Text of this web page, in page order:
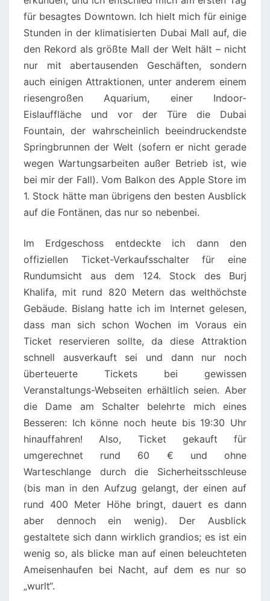
für besagtes Downtown. Ich hielt mich für einige
Stunden in der klimatisierten Dubai Mall auf, die
den Rekord als größte Mall der Welt hält – nicht
nur mit abertausenden Geschäften, sondern
auch einigen Attraktionen, unter anderem einem
riesengroßen Aquarium, einer Indoor-
Eislauffläche und vor der Türe die Dubai
Fountain, der wahrscheinlich beeindruckendste
Springbrunnen der Welt (sofern er nicht gerade
wegen Wartungsarbeiten außer Betrieb ist, wie
bei mir der Fall). Vom Balkon des Apple Store im
1. Stock hätte man übrigens den besten Ausblick
auf die Fontänen, das nur so nebenbei.
Im Erdgeschoss entdeckte ich dann den
offiziellen Ticket-Verkaufsschalter für eine
Rundumsicht aus dem 124. Stock des Burj
Khalifa, mit rund 820 Metern das welthöchste
Gebäude. Bislang hatte ich im Internet gelesen,
dass man sich schon Wochen im Voraus ein
Ticket reservieren sollte, da diese Attraktion
schnell ausverkauft sei und dann nur noch
überteuerte Tickets bei gewissen
Veranstaltungs-Webseiten erhältlich seien. Aber
die Dame am Schalter belehrte mich eines
Besseren: Ich könne noch heute bis 19:30 Uhr
hinauffahren! Also, Ticket gekauft für
umgerechnet rund 60 € und ohne
Warteschlange durch die Sicherheitsschleuse
(bis man in den Aufzug gelangt, der einen auf
rund 400 Meter Höhe bringt, dauert es dann
aber dennoch ein wenig). Der Ausblick
gestaltete sich dann wirklich grandios; es ist ein
wenig so, als blicke man auf einen beleuchteten
Ameisenhaufen bei Nacht, auf dem es nur so
„wurlt“.